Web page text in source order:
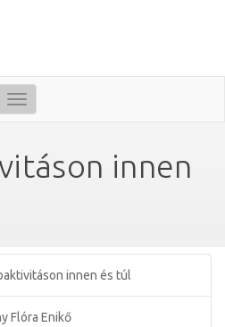
Toggle
navigation
innen
innen és túl
Flóra Enikő